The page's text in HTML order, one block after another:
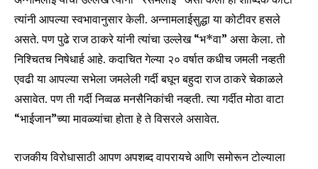
त्यांनी आपल्या स्वभावानुसार केली. अन्नामलाईसुद्धा या कोटीवर हसले
असते. पण पुढे राज ठाकरे यांनी त्यांचा उल्लेख “भ*वा” असा केला. तो
निश्चितच निषेधार्ह आहे. कदाचित गेल्या २० वर्षात कधीच जमली नव्हती
एवढी या आपल्या सभेला जमलेली गर्दी बघून बहुदा राज ठाकरे चेकाळले
असावेत. पण ती गर्दी निव्वळ मनसैनिकांची नव्हती. त्या गर्दीत मोठा वाटा
“भाईजान”च्या मावळ्यांचा होता हे ते विसरले असावेत.
राजकीय विरोधासाठी आपण अपशब्द वापरायचे आणि समोरून टोल्याला